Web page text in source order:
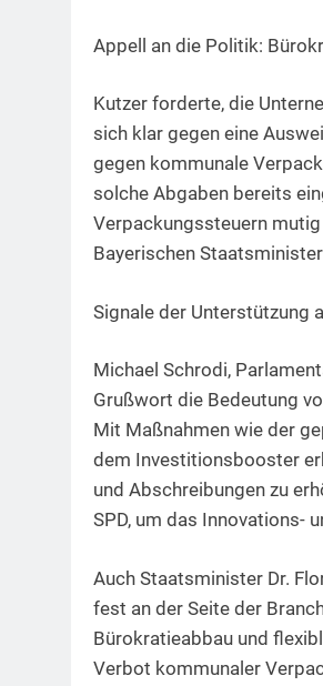
Appell an die Politik:
Kutzer forderte, die
sich klar gegen eine
gegen kommunale
solche Abgaben bereits
Verpackungssteuern
Bayerischen
Signale der Unterstützung
Michael Schrodi,
Grußwort die Bedeutung
Mit Maßnahmen wie der
dem Investitionsbooster
und Abschreibungen zu
SPD, um das Innovations-
Auch Staatsminister Dr.
fest an der Seite der
Bürokratieabbau und
Verbot kommunaler